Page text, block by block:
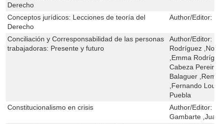
Derecho
Conceptos jurídicos: Lecciones de teoría del
Derecho
Author/Editor:
Conciliación y Corresponsabilidad de las personas
trabajadoras: Presente y futuro
Author/Editor:
Rodríguez
,Emma
Cabeza
Balaguer
,Fernando
Puebla
Constitucionalismo en crisis
Author/Editor:
Gambarte